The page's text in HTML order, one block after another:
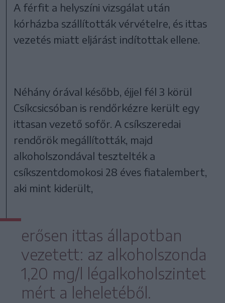
A férfit a helyszíni vizsgálat után
kórházba szállították vérvételre, és ittas
vezetés miatt eljárást indítottak ellene.
Néhány órával később, éjjel fél 3 körül
Csíkcsicsóban is rendőrkézre került egy
ittasan vezető sofőr. A csíkszeredai
rendőrök megállították, majd
alkoholszondával tesztelték a
csíkszentdomokosi 28 éves fiatalembert,
aki mint kiderült,
erősen ittas állapotban
vezetett: az alkoholszonda
1,20 mg/l légalkoholszintet
mért a leheletéből.